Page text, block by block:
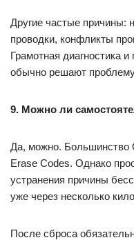
Другие частые причины:
проводки, конфликты
Грамотная диагностика
обычно решают
9. Можно ли
Да, можно. Большинство
Erase Codes. Однако
устранения причины
уже через несколько
После сброса